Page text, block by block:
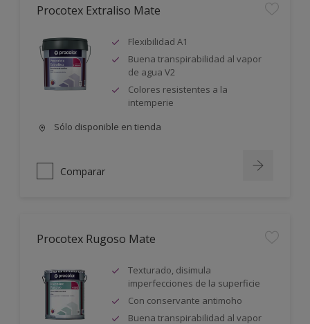
Procotex Extraliso Mate
Flexibilidad A1
Buena transpirabilidad al vapor
de agua V2
Colores resistentes a la
intemperie
Sólo disponible en tienda
Comparar
Procotex Rugoso Mate
Texturado, disimula
imperfecciones de la superficie
Con conservante antimoho
Buena transpirabilidad al vapor